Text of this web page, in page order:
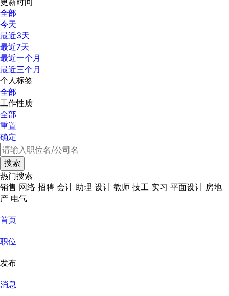
全部
今天
最近3天
最近7天
最近一个月
最近三个月
个人标签
全部
工作性质
全部
重置
确定
热门搜索
销售 网络 招聘 会计 助理 设计 教师 技工 实习 平面设计 房地
产 电气
首页
职位
发布
消息